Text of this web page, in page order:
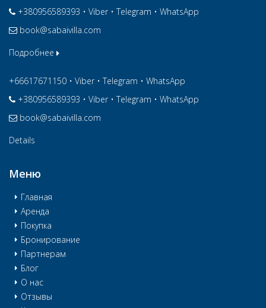
+380956589393 • Viber •Telegram • WhatsApp
book@sabaivilla.com
Подробнее
+66617671150 • Viber •Telegram • WhatsApp
+380956589393 • Viber •Telegram • WhatsApp
book@sabaivilla.com
Details
Меню
Главная
Аренда
Покупка
Бронирование
Партнерам
Блог
О нас
Отзывы